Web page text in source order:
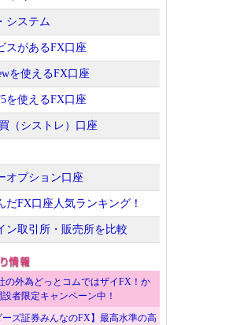
システム
スがあるFX口座
を使えるFX口座
を使えるFX口座
（シストレ）口座
オプション口座
だFX口座人気ランキング！
ン取引所・販売所を比較
の外為どっとコムではザイFX！か
者限定キャンペーン中！
ーズ証券みんなのFX】最高水準の高